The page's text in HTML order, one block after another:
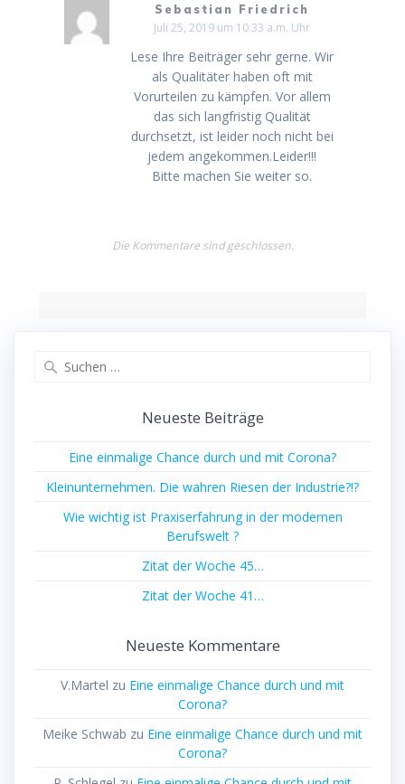
Sebastian Friedrich
Juli 25, 2019 um 10:33 a.m. Uhr
Lese Ihre Beiträger sehr gerne. Wir
als Qualitäter haben oft mit
Vorurteilen zu kämpfen. Vor allem
das sich langfristig Qualität
durchsetzt, ist leider noch nicht bei
jedem angekommen.Leider!!!
Bitte machen Sie weiter so.
Die Kommentare sind geschlossen.
Neueste Beiträge
Eine einmalige Chance durch und mit Corona?
Kleinunternehmen. Die wahren Riesen der Industrie?!?
Wie wichtig ist Praxiserfahrung in der modernen
Berufswelt ?
Zitat der Woche 45…
Zitat der Woche 41…
Neueste Kommentare
V.Martel zu Eine einmalige Chance durch und mit
Corona?
Meike Schwab zu Eine einmalige Chance durch und mit
Corona?